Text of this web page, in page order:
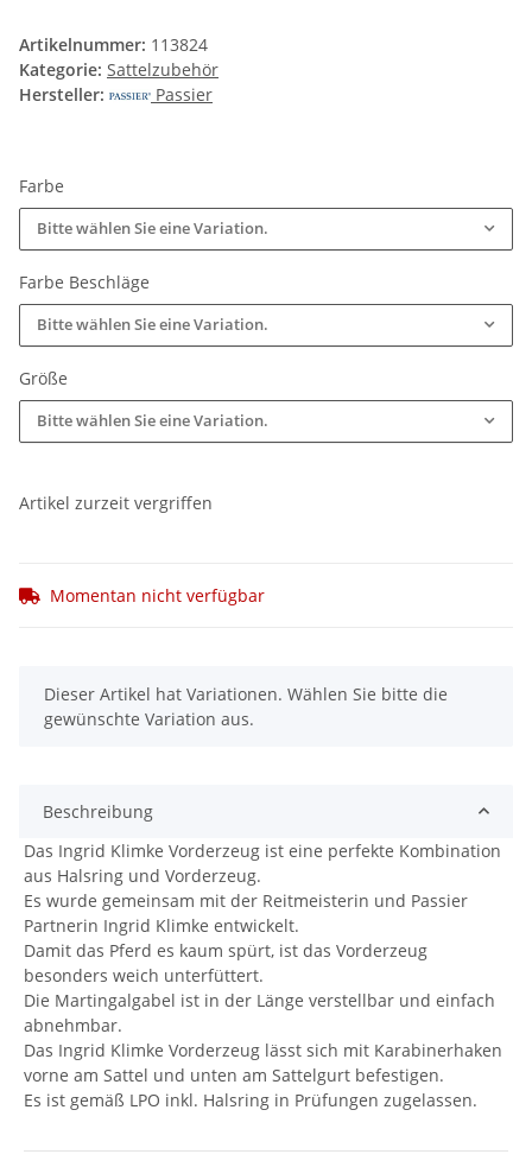
Artikelnummer: 113824
Kategorie: Sattelzubehör
Hersteller:
Passier
Farbe
Bitte wählen Sie eine Variation.
Farbe Beschläge
Bitte wählen Sie eine Variation.
Größe
Bitte wählen Sie eine Variation.
Artikel zurzeit vergriffen
Momentan nicht verfügbar
x
Dieser Artikel hat Variationen. Wählen Sie bitte die
gewünschte Variation aus.
Beschreibung
Das Ingrid Klimke Vorderzeug ist eine perfekte Kombination
aus Halsring und Vorderzeug.
Es wurde gemeinsam mit der Reitmeisterin und Passier
Partnerin Ingrid Klimke entwickelt.
Damit das Pferd es kaum spürt, ist das Vorderzeug
besonders weich unterfüttert.
Die Martingalgabel ist in der Länge verstellbar und einfach
abnehmbar.
Das Ingrid Klimke Vorderzeug lässt sich mit Karabinerhaken
vorne am Sattel und unten am Sattelgurt befestigen.
Es ist gemäß LPO inkl. Halsring in Prüfungen zugelassen.